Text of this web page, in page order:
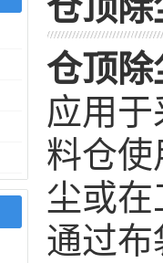
仓顶除
应用
料仓
尘或
通过